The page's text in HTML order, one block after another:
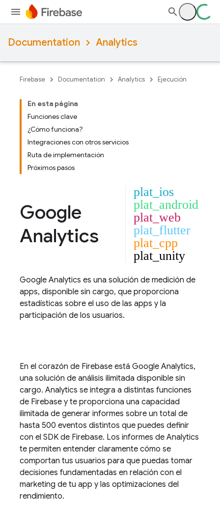
Documentation Analytics
Firebase Documentation Analytics Ejecución
En esta página
Funciones clave
¿Cómo funciona?
Integraciones con otros servicios
Ruta de implementación
Próximos pasos
Google
Analytics
plat_ios
plat_android
plat_web
plat_flutter
plat_cpp
plat_unity
Google Analytics es una solución de medición de
apps, disponible sin cargo, que proporciona
estadísticas sobre el uso de las apps y la
participación de los usuarios.
En el corazón de Firebase está Google Analytics,
una solución de análisis ilimitada disponible sin
cargo. Analytics se integra a distintas funciones
de Firebase y te proporciona una capacidad
ilimitada de generar informes sobre un total de
hasta 500 eventos distintos que puedes definir
con el SDK de Firebase. Los informes de Analytics
te permiten entender claramente cómo se
comportan tus usuarios para que puedas tomar
decisiones fundamentadas en relación con el
marketing de tu app y las optimizaciones del
rendimiento.